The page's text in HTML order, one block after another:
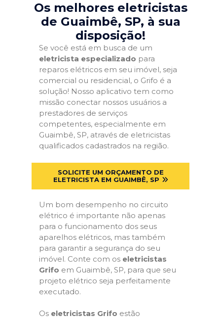
Os melhores eletricistas
de Guaimbê, SP, à sua
disposição!
Se você está em busca de um
eletricista especializado para
reparos elétricos em seu imóvel, seja
comercial ou residencial, o Grifo é a
solução! Nosso aplicativo tem como
missão conectar nossos usuários a
prestadores de serviços
competentes, especialmente em
Guaimbê, SP, através de eletricistas
qualificados cadastrados na região.
SOLICITE UM ORÇAMENTO DE
ELETRICISTA EM GUAIMBÊ, SP
Um bom desempenho no circuito
elétrico é importante não apenas
para o funcionamento dos seus
aparelhos elétricos, mas também
para garantir a segurança do seu
imóvel. Conte com os eletricistas
Grifo em Guaimbê, SP, para que seu
projeto elétrico seja perfeitamente
executado.
Os eletricistas Grifo estão